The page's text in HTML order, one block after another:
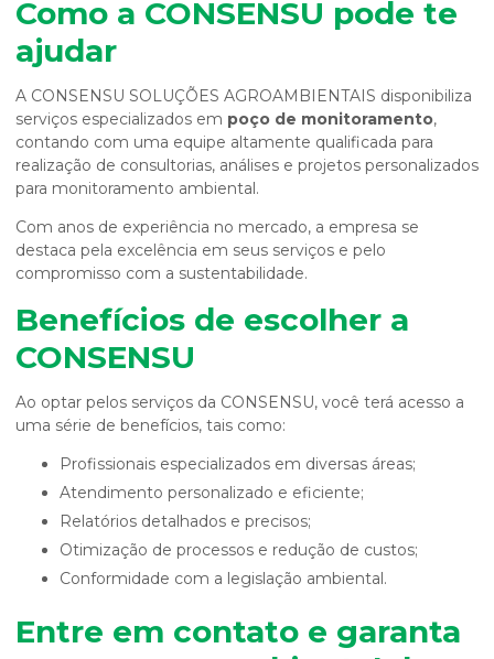
Como a CONSENSU pode te
ajudar
A CONSENSU SOLUÇÕES AGROAMBIENTAIS disponibiliza
serviços especializados em poço de monitoramento,
contando com uma equipe altamente qualificada para
realização de consultorias, análises e projetos personalizados
para monitoramento ambiental.
Com anos de experiência no mercado, a empresa se
destaca pela excelência em seus serviços e pelo
compromisso com a sustentabilidade.
Benefícios de escolher a
CONSENSU
Ao optar pelos serviços da CONSENSU, você terá acesso a
uma série de benefícios, tais como:
Profissionais especializados em diversas áreas;
Atendimento personalizado e eficiente;
Relatórios detalhados e precisos;
Otimização de processos e redução de custos;
Conformidade com a legislação ambiental.
Entre em contato e garanta